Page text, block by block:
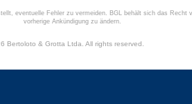
eventuelle Fehler zu vermeiden. BGL behält sich das Recht
vorherige Ankündigung zu ändern.
Bertoloto & Grotta Ltda. All rights reserved.